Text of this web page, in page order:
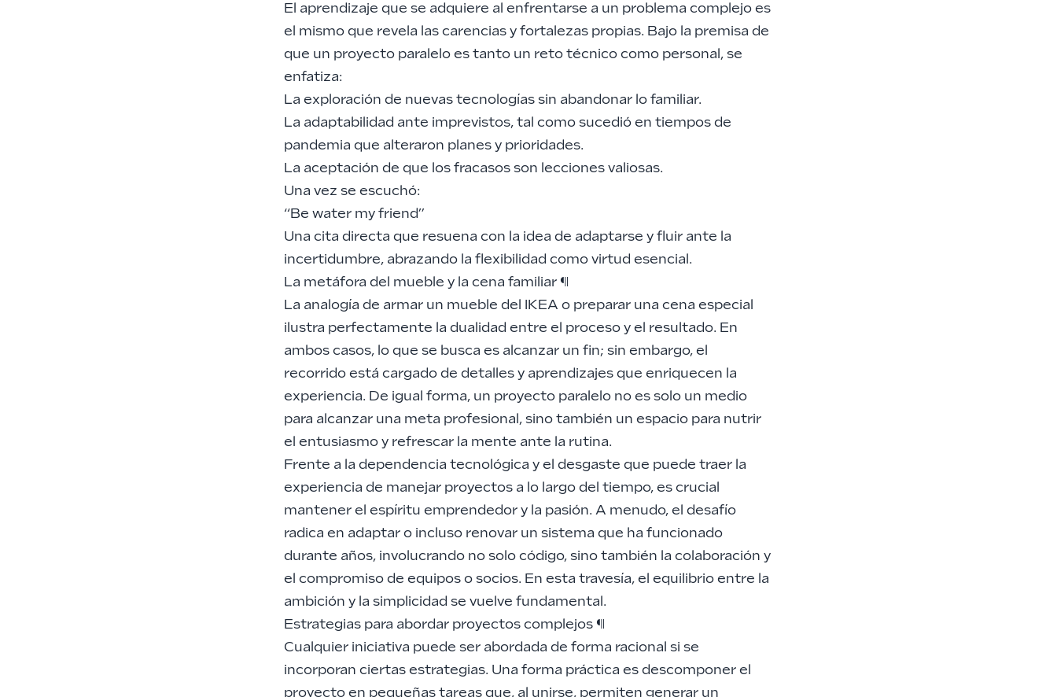
El aprendizaje que se adquiere al enfrentarse a un problema complejo es
el mismo que revela las carencias y fortalezas propias. Bajo la premisa de
que un proyecto paralelo es tanto un reto técnico como personal, se
enfatiza:
La exploración de nuevas tecnologías sin abandonar lo familiar.
La adaptabilidad ante imprevistos, tal como sucedió en tiempos de
pandemia que alteraron planes y prioridades.
La aceptación de que los fracasos son lecciones valiosas.
Una vez se escuchó:
“Be water my friend”
Una cita directa que resuena con la idea de adaptarse y fluir ante la
incertidumbre, abrazando la flexibilidad como virtud esencial.
La metáfora del mueble y la cena familiar ¶
La analogía de armar un mueble del IKEA o preparar una cena especial
ilustra perfectamente la dualidad entre el proceso y el resultado. En
ambos casos, lo que se busca es alcanzar un fin; sin embargo, el
recorrido está cargado de detalles y aprendizajes que enriquecen la
experiencia. De igual forma, un proyecto paralelo no es solo un medio
para alcanzar una meta profesional, sino también un espacio para nutrir
el entusiasmo y refrescar la mente ante la rutina.
Frente a la dependencia tecnológica y el desgaste que puede traer la
experiencia de manejar proyectos a lo largo del tiempo, es crucial
mantener el espíritu emprendedor y la pasión. A menudo, el desafío
radica en adaptar o incluso renovar un sistema que ha funcionado
durante años, involucrando no solo código, sino también la colaboración y
el compromiso de equipos o socios. En esta travesía, el equilibrio entre la
ambición y la simplicidad se vuelve fundamental.
Estrategias para abordar proyectos complejos ¶
Cualquier iniciativa puede ser abordada de forma racional si se
incorporan ciertas estrategias. Una forma práctica es descomponer el
proyecto en pequeñas tareas que, al unirse, permiten generar un